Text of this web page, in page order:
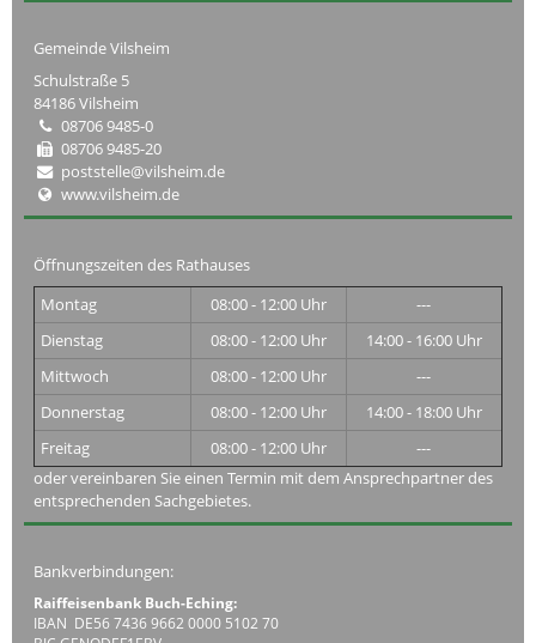
Gemeinde Vilsheim
Schulstraße 5
84186 Vilsheim
08706 9485-0
08706 9485-20
poststelle@vilsheim.de
www.vilsheim.de
Öffnungszeiten des Rathauses
Montag
08:00 - 12:00 Uhr
---
Dienstag
08:00 - 12:00 Uhr
14:00 - 16:00 Uhr
Mittwoch
08:00 - 12:00 Uhr
---
Donnerstag
08:00 - 12:00 Uhr
14:00 - 18:00 Uhr
Freitag
08:00 - 12:00 Uhr
---
oder vereinbaren Sie einen Termin mit dem Ansprechpartner des
entsprechenden Sachgebietes.
Bankverbindungen:
Raiffeisenbank Buch-Eching:
IBAN DE56 7436 9662 0000 5102 70